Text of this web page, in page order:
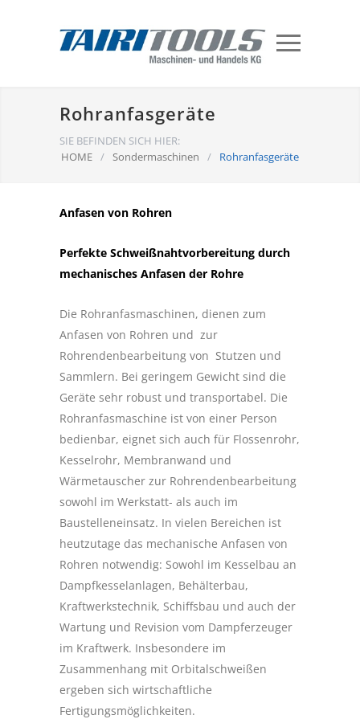
Rohranfasgeräte
SIE BEFINDEN SICH HIER:
HOME / Sondermaschinen / Rohranfasgeräte
Anfasen von Rohren
Perfekte Schweißnahtvorbereitung durch
mechanisches Anfasen der Rohre
Die Rohranfasmaschinen, dienen zum
Anfasen von Rohren und zur
Rohrendenbearbeitung von Stutzen und
Sammlern. Bei geringem Gewicht sind die
Geräte sehr robust und transportabel. Die
Rohranfasmaschine ist von einer Person
bedienbar, eignet sich auch für Flossenrohr,
Kesselrohr, Membranwand und
Wärmetauscher zur Rohrendenbearbeitung
sowohl im Werkstatt- als auch im
Baustelleneinsatz. In vielen Bereichen ist
heutzutage das mechanische Anfasen von
Rohren notwendig: Sowohl im Kesselbau an
Dampfkesselanlagen, Behälterbau,
Kraftwerkstechnik, Schiffsbau und auch der
Wartung und Revision vom Dampferzeuger
im Kraftwerk. Insbesondere im
Zusammenhang mit Orbitalschweißen
ergeben sich wirtschaftliche
Fertigungsmöglichkeiten.